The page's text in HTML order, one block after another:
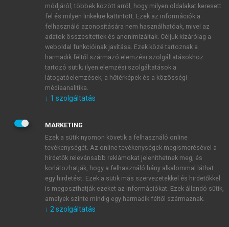
ÚJ FIÓK LÉTREHOZÁSA
1 óra díjmentes hozzáférés
E-MAIL-CÍM
JELSZÓ
JELSZÓ ÚJRA
Kérek értesítést a MeRSZ újdonságairól, akcióiról.
Kérek értesítést az Akadémiai Kiadó Zrt. újdonságairól,
módjáról, többek között arról, hogy milyen oldalakat keresett
fel és milyen linkekre kattintott. Ezek az információk a
felhasználó azonosítására nem használhatóak, mivel az
adatok összesítettek és anonimizáltak. Céljuk kizárólag a
weboldal funkcióinak javítása. Ezek közé tartoznak a
harmadik féltől származó elemzési szolgáltatásokhoz
tartozó sütik; ilyen elemzési szolgáltatások a
látogatóelemzések, a hőtérképek és a közösségi
médiaanalitika.
↓ 1 szolgáltatás
MARKETING
Ezek a sütik nyomon követik a felhasználó online
tevékenységét. Az online tevékenységek megismerésével a
hirdetők relevánsabb reklámokat jeleníthetnek meg, és
korlátozhatják, hogy a felhasználó hány alkalommal láthat
egy hirdetést. Ezek a sütik más szervezetekkel és hirdetőkkel
is megoszthatják ezeket az információkat. Ezek állandó sütik,
amelyek szinte mindig egy harmadik féltől származnak.
↓ 2 szolgáltatás